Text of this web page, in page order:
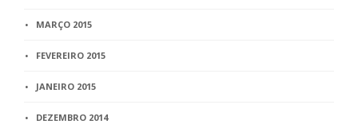
MARÇO 2015
FEVEREIRO 2015
JANEIRO 2015
DEZEMBRO 2014